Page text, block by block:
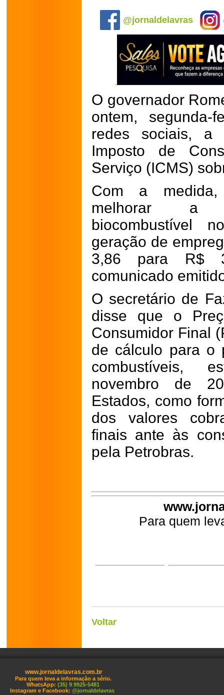
@jornaldelavras
O governador
ontem, segunda-
redes sociais, a
Imposto de
Serviço (ICMS)
Com a
melhorar a
biocombustível
geração de
3,86 para R$
comunicado
O secretário de
disse que o
Consumidor Final
de cálculo para o
combustíveis,
novembro de
Estados, como
dos valores
finais ante às
pela Petrobras.
Para quem
Voltar
www.jornaldelavras.com.br
Para quem leva a informação a sério.
WhatsApp: (35) 9 9925-5481
Instagram e Facebook: @jornaldelavras